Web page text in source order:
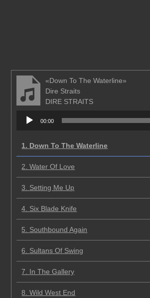
«Down To The Waterline»
Dire Straits
DIRE STRAITS
Аудиоплеер
00:00
1. Down To The Waterline
2.Water Of Love
3. Setting Me Up
4. Six Blade Knife
5. Southbound Again
6. Sultans Of Swing
7. In The Gallery
8.Wild West End